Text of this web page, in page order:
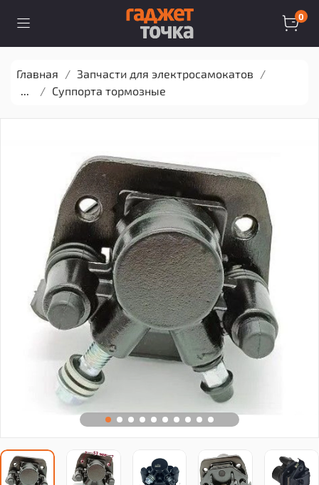
0
Главная
Запчасти для электросамокатов
...
Суппорта тормозные